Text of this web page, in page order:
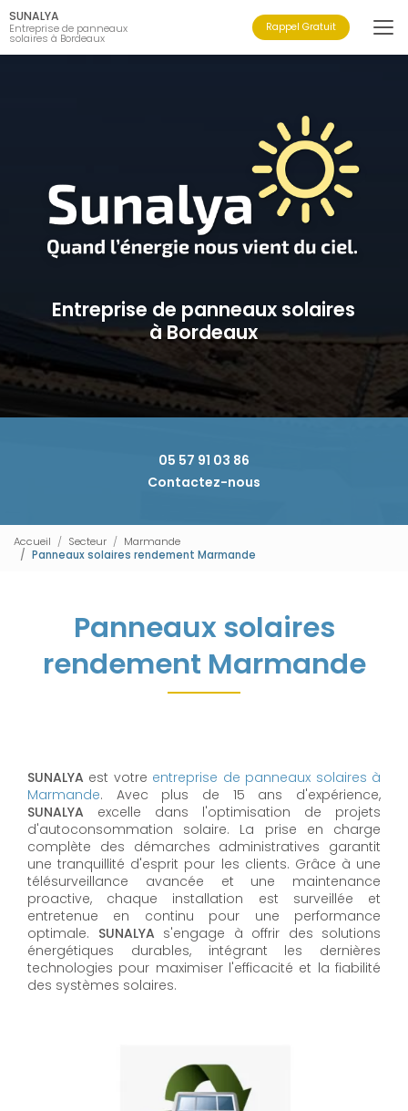
Aller
au
contenu
principal
SUNALYA
Entreprise de panneaux
solaires à Bordeaux
Rappel Gratuit
Entreprise de panneaux solaires
à Bordeaux
05 57 91 03 86
Contactez-nous
Accueil Secteur
Marmande
Panneaux solaires rendement Marmande
Panneaux solaires
rendement Marmande
SUNALYA est votre entreprise de panneaux solaires à
Marmande. Avec plus de 15 ans d'expérience,
SUNALYA excelle dans l'optimisation de projets
d'autoconsommation solaire. La prise en charge
complète des démarches administratives garantit
une tranquillité d'esprit pour les clients. Grâce à une
télésurveillance avancée et une maintenance
proactive, chaque installation est surveillée et
entretenue en continu pour une performance
optimale. SUNALYA s'engage à offrir des solutions
énergétiques durables, intégrant les dernières
technologies pour maximiser l'efficacité et la fiabilité
des systèmes solaires.